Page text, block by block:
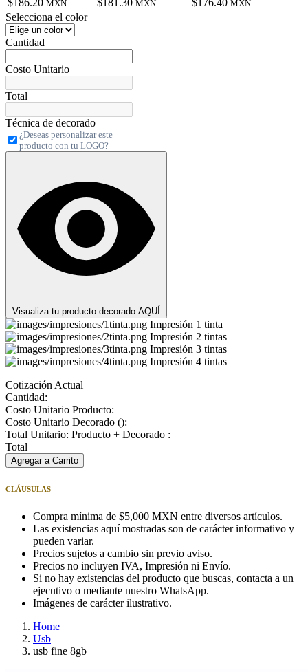
$186.20 MXN $181.30 MXN $176.40 MXN
Selecciona el color
Cantidad
Costo Unitario
Total
Técnica de decorado
¿Deseas personalizar este
producto con tu LOGO?
Visualiza tu producto decorado AQUÍ
Impresión 1 tinta
Impresión 2 tintas
Impresión 3 tintas
Impresión 4 tintas
Cotización Actual
Cantidad:
Costo Unitario Producto:
Costo Unitario Decorado ():
Total Unitario: Producto + Decorado :
Total
Agregar a Carrito
CLÁUSULAS
Compra mínima de $5,000 MXN entre diversos artículos.
Las existencias aquí mostradas son de carácter informativo y
pueden variar.
Precios sujetos a cambio sin previo aviso.
Precios no incluyen IVA, Impresión ni Envío.
Si no hay existencias del producto que buscas, contacta a un
ejecutivo o mediante nuestro WhatsApp.
Imágenes de carácter ilustrativo.
Home
Usb
usb fine 8gb